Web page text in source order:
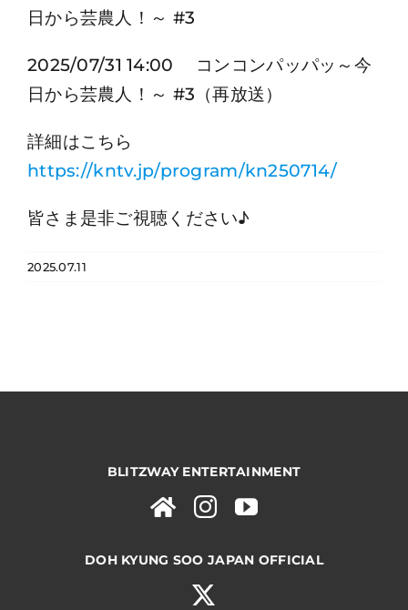
日から芸農人！～ #3
2025/07/31 14:00 コンコンパッパッ～今
日から芸農人！～ #3（再放送）
詳細はこちら
https://kntv.jp/program/kn250714/
皆さま是非ご視聴ください♪
2025.07.11
BLITZWAY ENTERTAINMENT
DOH KYUNG SOO JAPAN OFFICIAL